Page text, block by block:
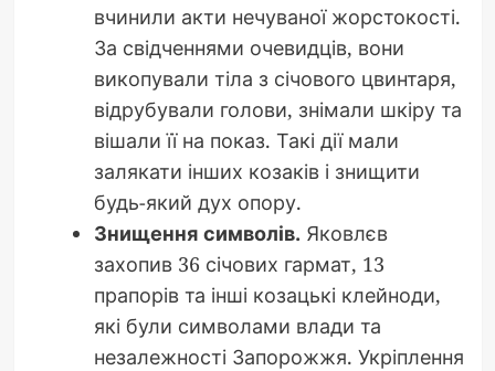
вчинили акти нечуваної жорстокості.
За свідченнями очевидців, вони
викопували тіла з січового цвинтаря,
відрубували голови, знімали шкіру та
вішали її на показ. Такі дії мали
залякати інших козаків і знищити
будь-який дух опору.
Знищення символів. Яковлєв
захопив 36 січових гармат, 13
прапорів та інші козацькі клейноди,
які були символами влади та
незалежності Запорожжя. Укріплення